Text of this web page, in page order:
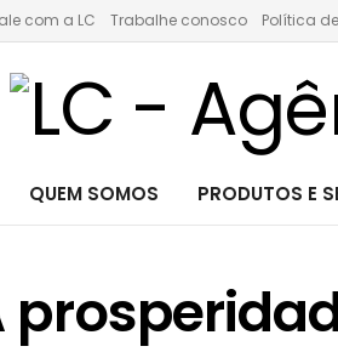
com a LC Trabalhe conosco Política
QUEM SOMOS PRODUTOS E